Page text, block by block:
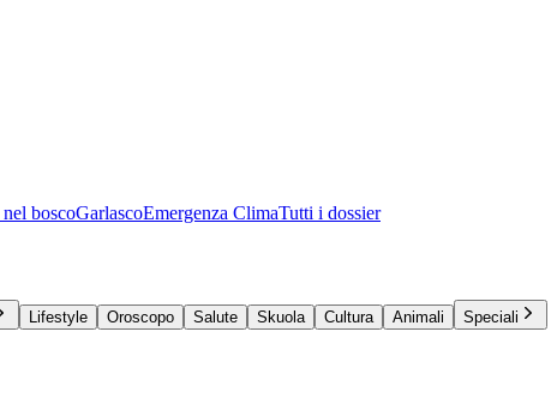
boscoGarlascoEmergenza ClimaTutti i dossier
Lifestyle Oroscopo Salute Skuola Cultura Animali
Speciali